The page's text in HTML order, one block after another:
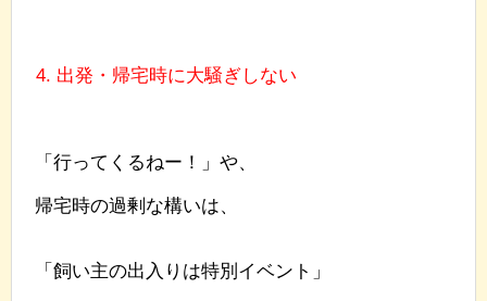
4. 出発・帰宅時に大騒ぎしない
「行ってくるねー！」や、
帰宅時の過剰な構いは、
「飼い主の出入りは特別イベント」